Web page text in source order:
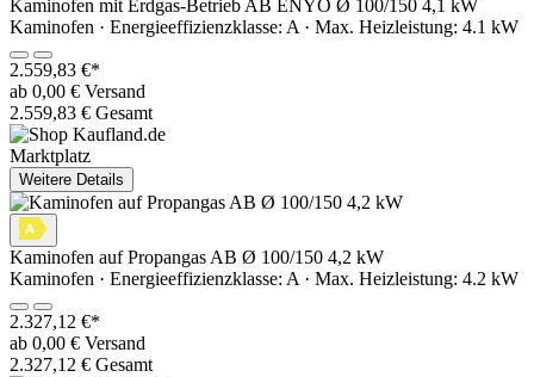
Kaminofen mit Erdgas-Betrieb AB ENYO Ø 100/150 4,1 kW
Kaminofen · Energieeffizienzklasse: A · Max. Heizleistung: 4.1 kW
2.559,83 €*
ab 0,00 € Versand
2.559,83 € Gesamt
Marktplatz
Weitere Details
Kaminofen auf Propangas AB Ø 100/150 4,2 kW
Kaminofen · Energieeffizienzklasse: A · Max. Heizleistung: 4.2 kW
2.327,12 €*
ab 0,00 € Versand
2.327,12 € Gesamt